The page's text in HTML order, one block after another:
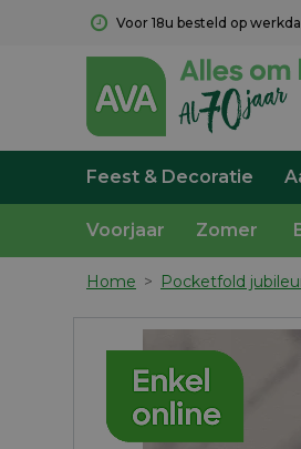
Voor 18u besteld op
Feest & Decoratie
Voorjaar Zomer
Home > Pocketfold